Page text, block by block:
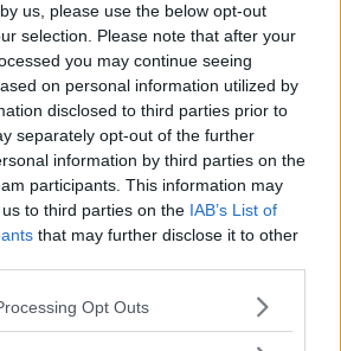
us, please use the below opt-out
selection. Please note that after your
you may continue seeing
on personal information utilized by
disclosed to third parties prior to
separately opt-out of the further
information by third parties on the
participants. This information may
to third parties on the IAB’s List of
that may further disclose it to other
website/app uses one or more Google
Opt Outs
Att Stärka Vår Intelligens
LÄSTA
Frisyrer För Män Som Aldrig Blir